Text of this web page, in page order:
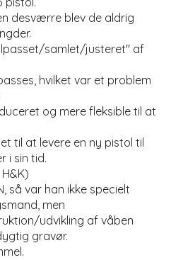
desværre blev de aldrig
samlet/justeret" af
hvilket var et problem
og mere fleksible til at
til at levere en ny pistol til
i sin tid.
så var han ikke specielt
men
udvikling af våben
gravør.